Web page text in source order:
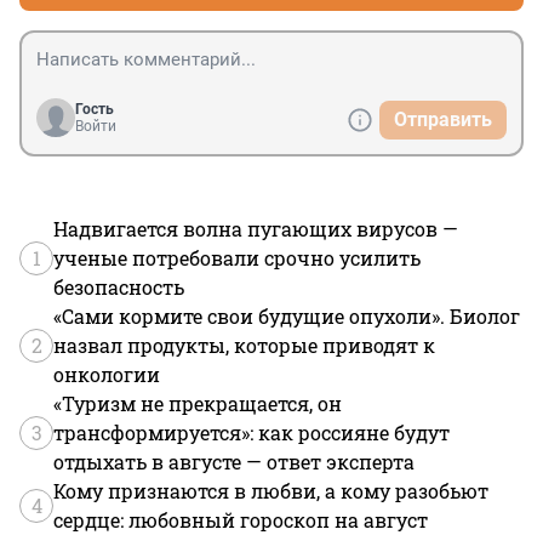
Гость
Войти
Отправить
1
Надвигается волна пугающих вирусов —
ученые потребовали срочно усилить
безопасность
2
«Сами кормите свои будущие опухоли». Биолог
назвал продукты, которые приводят к
онкологии
3
«Туризм не прекращается, он
трансформируется»: как россияне будут
отдыхать в августе — ответ эксперта
4
Кому признаются в любви, а кому разобьют
сердце: любовный гороскоп на август